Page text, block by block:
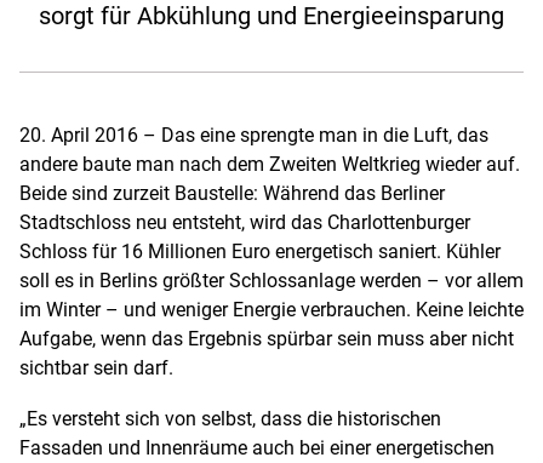
sorgt für Abkühlung und Energieeinsparung
20. April 2016 – Das eine sprengte man in die Luft, das
andere baute man nach dem Zweiten Weltkrieg wieder auf.
Beide sind zurzeit Baustelle: Während das Berliner
Stadtschloss neu entsteht, wird das Charlottenburger
Schloss für 16 Millionen Euro energetisch saniert. Kühler
soll es in Berlins größter Schlossanlage werden – vor allem
im Winter – und weniger Energie verbrauchen. Keine leichte
Aufgabe, wenn das Ergebnis spürbar sein muss aber nicht
sichtbar sein darf.
„Es versteht sich von selbst, dass die historischen
Fassaden und Innenräume auch bei einer energetischen